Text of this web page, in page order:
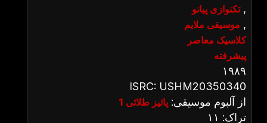
تکنوازی پیانو,
موسیقی ملایم ,
کلاسیک معاصر
پیشرفته
۱۹۸۹
ISRC: USHM20350340
از آلبوم موسیقی: پائیز طلائی 1
تراک: ۱۱